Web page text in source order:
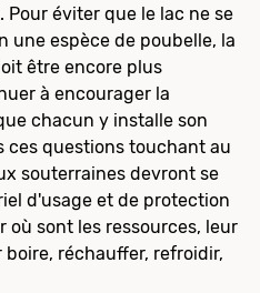
Pour éviter que le lac ne se
une espèce de poubelle, la
être encore plus
à encourager la
chacun y installe son
ces questions touchant au
souterraines devront se
d'usage et de protection
sont les ressources, leur
réchauffer, refroidir,